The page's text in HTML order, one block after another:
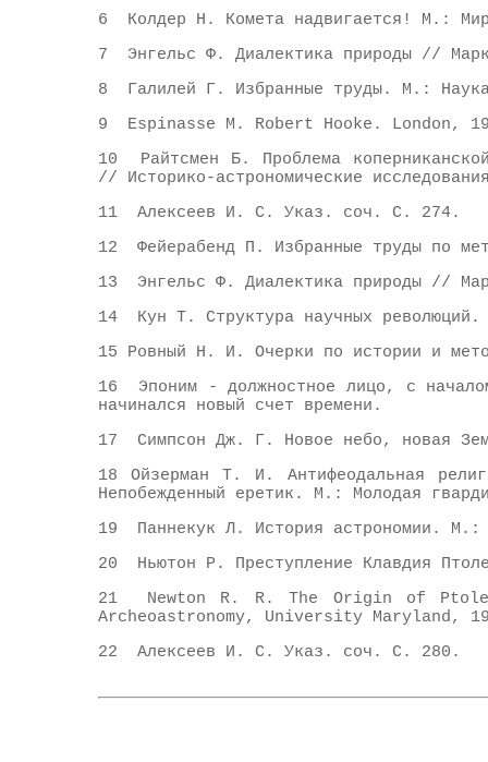
6 Колдер Н. Комета надвигается! М.:
7 Энгельс Ф. Диалектика природы //
8 Галилей Г. Избранные труды. М.:
9 Espinasse M. Robert Hooke. London,
10 Райтсмен Б. Проблема
// Историко-астрономические
11 Алексеев И. С. Указ. соч. С. 274.
12 Фейерабенд П. Избранные труды по
13 Энгельс Ф. Диалектика природы //
14 Кун Т. Структура научных
15 Ровный Н. И. Очерки по истории и
16 Эпоним - должностное лицо, с
начинался новый счет времени.
17 Симпсон Дж. Г. Новое небо, новая
18 Ойзерман Т. И. Антифеодальная
Непобежденный еретик. М.: Молодая
19 Паннекук Л. История астрономии.
20 Ньютон Р. Преступление Клавдия
21 Newton R. R. The Origin of
Archeoastronomy, University Maryland,
22 Алексеев И. С. Указ. соч. С. 280.